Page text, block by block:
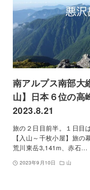
南アルプス南部大
山】日本６位の高
2023.8.21
旅の２日目前半。１日目
【入山～千枚小屋】旅
荒川東岳3,141m、赤石…
2023年9月10日 山